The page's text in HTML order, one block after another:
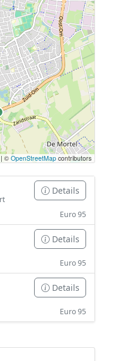
| © OpenStreetMap contributors
Details
Euro 95
Details
Euro 95
Details
Euro 95